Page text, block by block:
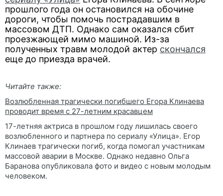
прошлого года он остановился на обочине
дороги, чтобы помочь пострадавшим в
массовом ДТП. Однако сам оказался сбит
проезжающей мимо машиной. Из-за
полученных травм молодой актер скончался
еще до приезда врачей.
Читайте также:
Возлюбленная трагически погибшего Егора Клинаева
проводит время с 27-летним красавцем
17-летняя актриса в прошлом году лишилась своего
возлюбленного и партнера по сериалу «Улица». Егор
Клинаев трагически погиб, когда помогал участникам
массовой аварии в Москве. Однако недавно Ольга
Баранова опубликовала фото и видео с новым молодым
человеком.